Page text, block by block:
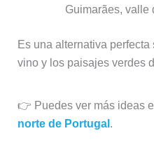
Guimarães, valle
Es una alternativa perfecta
vino y los paisajes verdes
👉 Puedes ver más ideas
norte de Portugal .